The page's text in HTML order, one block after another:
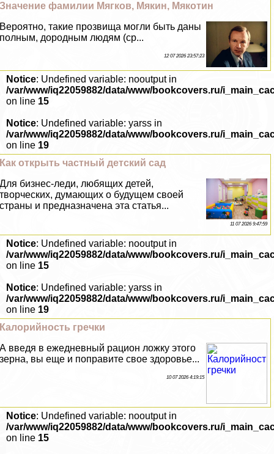
Значение фамилии Мягков, Мякин, Мякотин
Вероятно, такие прозвища могли быть даны
полным, дородным людям (ср...
12 07 2026 23:57:23
Notice: Undefined variable: nooutput in
/var/www/iq22059882/data/www/bookcovers.ru/
on line 15
Notice: Undefined variable: yarss in
/var/www/iq22059882/data/www/bookcovers.ru/
on line 19
Как открыть частный детский сад
Для бизнес-леди, любящих детей,
творческих, думающих о будущем своей
страны и предназначена эта статья...
11 07 2026 9:47:59
Notice: Undefined variable: nooutput in
/var/www/iq22059882/data/www/bookcovers.ru/
on line 15
Notice: Undefined variable: yarss in
/var/www/iq22059882/data/www/bookcovers.ru/
on line 19
Калорийность гречки
А введя в ежедневный рацион ложку этого
зерна, вы еще и поправите свое здоровье...
10 07 2026 4:19:15
Notice: Undefined variable: nooutput in
/var/www/iq22059882/data/www/bookcovers.ru/
on line 15